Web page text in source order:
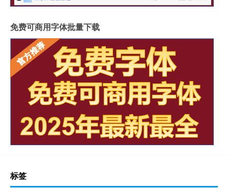
免费可商用字体批量下载
标签